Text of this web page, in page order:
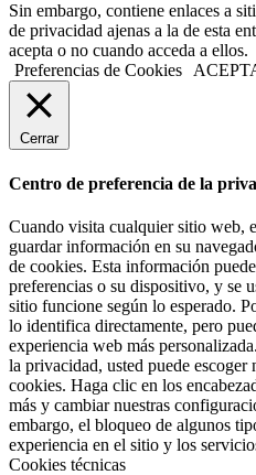
Sin embargo, contiene enlaces a
de privacidad ajenas a la de esta
acepta o no cuando acceda a ellos.
Preferencias de Cookies
Cerrar
Centro de preferencia de la
Cuando visita cualquier sitio web,
guardar información en su
de cookies. Esta información
preferencias o su dispositivo, y se
sitio funcione según lo esperado.
lo identifica directamente, pero
experiencia web más
la privacidad, usted puede escoger
cookies. Haga clic en los
más y cambiar nuestras
embargo, el bloqueo de algunos
experiencia en el sitio y los
Cookies técnicas